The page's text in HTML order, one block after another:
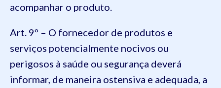
acompanhar o produto.
Art. 9º – O fornecedor de produtos e
serviços potencialmente nocivos ou
perigosos à saúde ou segurança deverá
informar, de maneira ostensiva e adequada, a